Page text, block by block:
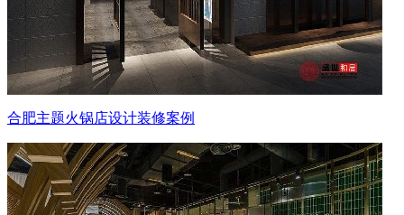
合肥主题火锅店设计装修案例